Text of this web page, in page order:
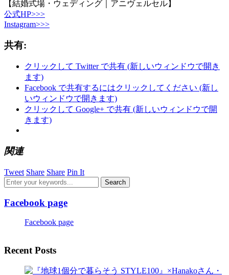
【結婚式場・ウェディング｜アニヴェルセル】
公式HP>>>
Instagram>>>
共有:
クリックして Twitter で共有 (新しいウィンドウで開き
ます)
Facebook で共有するにはクリックしてください (新し
いウィンドウで開きます)
クリックして Google+ で共有 (新しいウィンドウで開
きます)
関連
Tweet Share Share Pin It
Facebook page
Facebook page
Recent Posts